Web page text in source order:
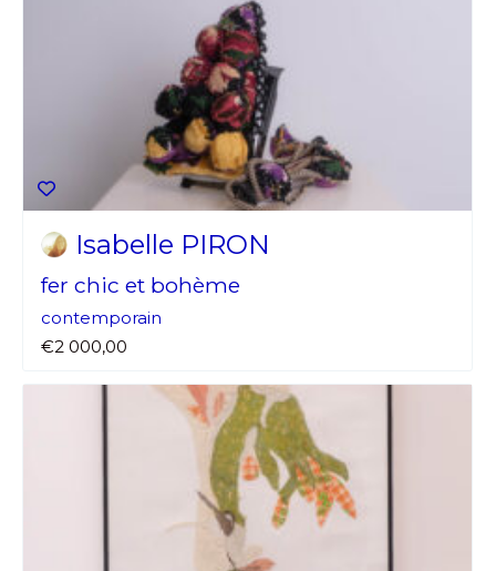
Isabelle PIRON
fer chic et bohème
contemporain
€2 000,00